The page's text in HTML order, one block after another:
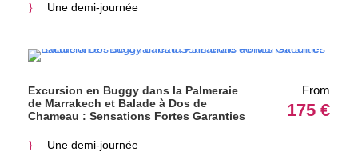
Une demi-journée
Excursion en Buggy dans la Palmeraie
de Marrakech et Balade à Dos de
Chameau : Sensations Fortes Garanties
From
175 €
Une demi-journée